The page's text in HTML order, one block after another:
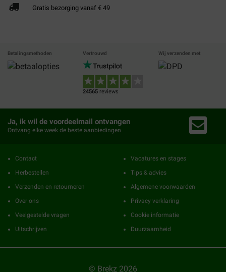
Gratis bezorging vanaf € 49
Betalingsmethoden Vertrouwd
24565 reviews
Wij verzenden met
Ja, ik wil de voordeelmail ontvangen
Ontvang elke week de beste aanbiedingen
Contact
Herbestellen
Verzenden en retourneren
Over ons
Veelgestelde vragen
Uitschrijven
Vacatures en stages
Tips & advies
Algemene voorwaarden
Privacy verklaring
Cookie informatie
Duurzaamheid
© Brekz 2026